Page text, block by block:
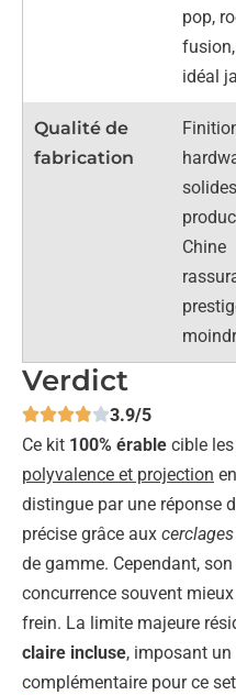
pop,
idéal
Qualité de
fabrication
Chine
Verdict
3.9/5
Ce kit 100% érable cible
polyvalence et projection
distingue par une réponse
précise grâce aux
de gamme. Cependant,
concurrence souvent
frein. La limite majeure
claire incluse, imposant
complémentaire pour ce